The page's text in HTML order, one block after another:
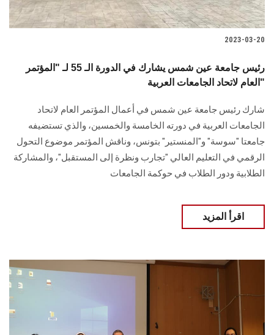
هيئة التدريس
الموظفون
الزائـرون
2023-03-20
رئيس جامعة عين شمس يشارك في الدورة الـ 55 لـ "المؤتمر
العام لاتحاد الجامعات العربية"
شارك رئيس جامعة عين شمس في أعمال المؤتمر العام لاتحاد
الجامعات العربية في دورته الخامسة والخمسين، والذي تستضيفه
جامعتا "سوسة" و"المنستير" بتونس، وناقش المؤتمر موضوع التحول
الرقمي في التعليم العالي "تجارب ونظرة إلى المستقبل"، والمشاركة
الطلابية ودور الطلاب في حوكمة الجامعات
اقرأ المزيد